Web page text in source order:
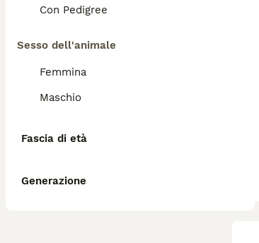
Con Pedigree
Sesso dell'animale
Femmina
Maschio
Fascia di età
Generazione